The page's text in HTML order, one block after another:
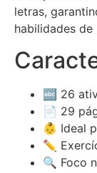
letras,
habilidades
🔤 26
📄 29
👶 Ideal
✏️
🔍 Foco